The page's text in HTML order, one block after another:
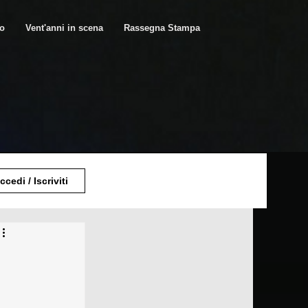
Vent'anni in scena Rassegna Stampa
/ Iscriviti